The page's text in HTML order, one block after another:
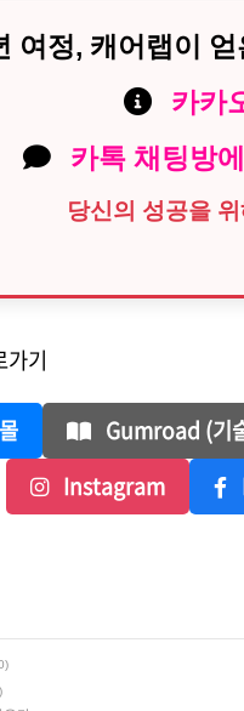
여정, 캐어랩이
카카
카톡 채팅방
당신의 성공을
가기
Gumroad (기
Instagram